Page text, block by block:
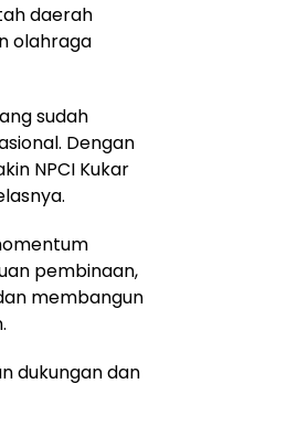
daerah
olahraga
sudah
Dengan
NPCI Kukar
pembinaan,
membangun
dukungan dan